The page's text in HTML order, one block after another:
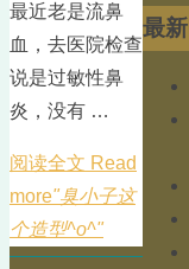
最近老是流鼻
血，去医院检查
说是过敏性鼻
炎，没有 …
阅读全文 Read
more"臭小子这
个造型^o^"
最新